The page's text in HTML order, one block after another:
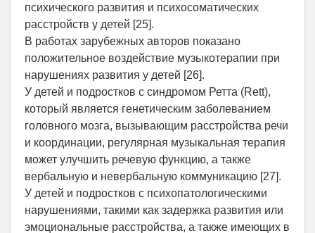
психического развития и психосоматических
расстройств у детей [25].
В работах зарубежных авторов показано
положительное воздействие музыкотерапии при
нарушениях развития у детей [26].
У детей и подростков с синдромом Ретта (Rett),
который является генетическим заболеванием
головного мозга, вызывающим расстройства речи
и координации, регулярная музыкальная терапия
может улучшить речевую функцию, а также
вербальную и невербальную коммуникацию [27].
У детей и подростков с психопатологическими
нарушениями, такими как задержка развития или
эмоциональные расстройства, а также имеющих в